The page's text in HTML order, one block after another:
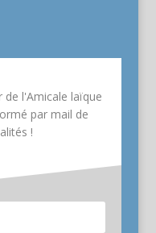
de l'Amicale laïque
par mail de
!